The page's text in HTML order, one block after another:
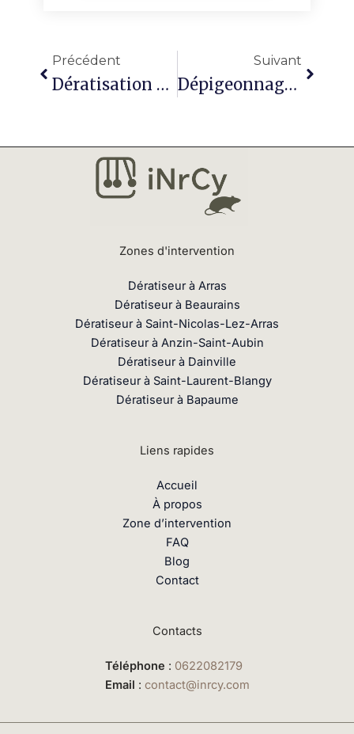
Précédent
Dératisation À Arras : Obligations Légales Pour Les Particuliers Et Les Professionnels
Suivant
Dépigeonnage À Saint-Nicolas-Lez-Arras : Quelles Solutions Pour Protéger Durablement Vos Bâtiments ?
Zones d'intervention
Dératiseur à Arras
Dératiseur à Beaurains
Dératiseur à Saint-Nicolas-Lez-Arras
Dératiseur à Anzin-Saint-Aubin
Dératiseur à Dainville
Dératiseur à Saint-Laurent-Blangy
Dératiseur à Bapaume
Liens rapides
Accueil
À propos
Zone d’intervention
FAQ
Blog
Contact
Contacts
Téléphone : 0622082179
Email : contact@inrcy.com